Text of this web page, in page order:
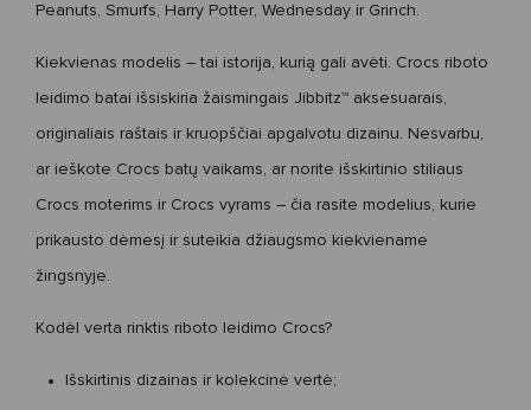
Peanuts Smurfs Harry Potter, Wednesday ir Grinch
Kiekvienas modelis – tai istorija, kurią gali avėti. Crocs riboto
leidimo batai išsiskiria žaismingais Jibbitz™ aksesuarais
originaliais raštais ir kruopščiai apgalvotu dizainu. Nesvarbu,
ar ieškote Crocs batų vaikams , ar norite išskirtinio stiliaus
Crocs moterims ir Crocs vyrams – čia rasite modelius, kurie
prikausto dėmesį ir suteikia džiaugsmo kiekviename
žingsnyje.
Kodėl verta rinktis riboto leidimo Crocs?
Išskirtinis dizainas ir kolekcinė vertė;